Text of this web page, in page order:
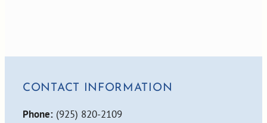
CONTACT INFORMATION
Phone: (925) 820-2109